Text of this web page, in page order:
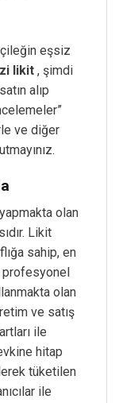
eşsiz
likit , şimdi
alıp
ve diğer
olan
Likit
sahip, en
olan
ve satış
ile
hitap
tüketilen
ile